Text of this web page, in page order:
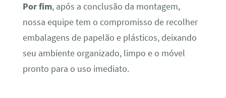
Por fim, após a conclusão da montagem,
nossa equipe tem o compromisso de recolher
embalagens de papelão e plásticos, deixando
seu ambiente organizado, limpo e o móvel
pronto para o uso imediato.